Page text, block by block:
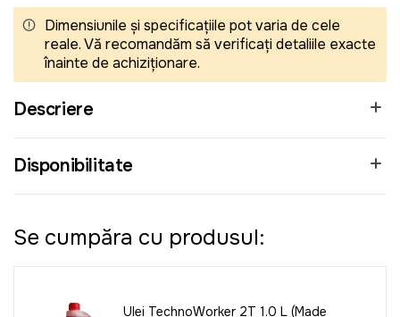
Dimensiunile și specificațiile pot varia de cele
reale. Vă recomandăm să verificați detaliile exacte
înainte de achiziționare.
Descriere
Disponibilitate
Se cumpăra cu produsul:
Ulei TechnoWorker 2T 1.0 L (Made